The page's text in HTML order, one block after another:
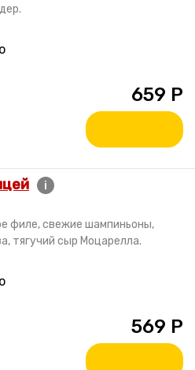
659 Р
i
филе, свежие шампиньоны,
тягучий сыр Моцарелла.
569 Р